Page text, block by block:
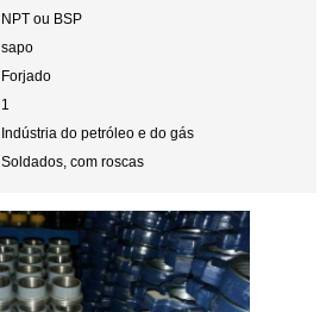
NPT ou BSP
sapo
Forjado
1
Indústria do petróleo e do gás
Soldados, com roscas